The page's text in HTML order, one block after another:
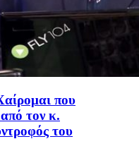
που
τον κ.
του